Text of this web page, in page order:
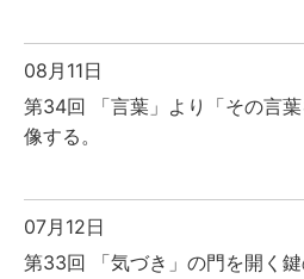
08月11日
第34回 「言葉」より「その言
像する。
07月12日
第33回 「気づき」の門を開く